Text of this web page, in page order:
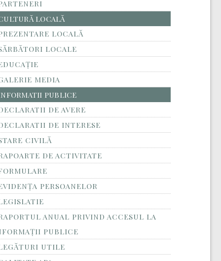
LOCALĂ
LOCALĂ
LOCALE
MEDIA
PUBLICE
DE AVERE
DE INTERESE
CIVILĂ
DE ACTIVITATE
PERSOANELOR
ANUAL PRIVIND ACCESUL LA
PUBLICE
UTILE